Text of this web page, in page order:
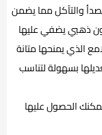
والتآكل مما يضمن
ذهبي يضفي عليها
الذي يمنحها متانة
بسهولة لتناسب
الحصول عليها